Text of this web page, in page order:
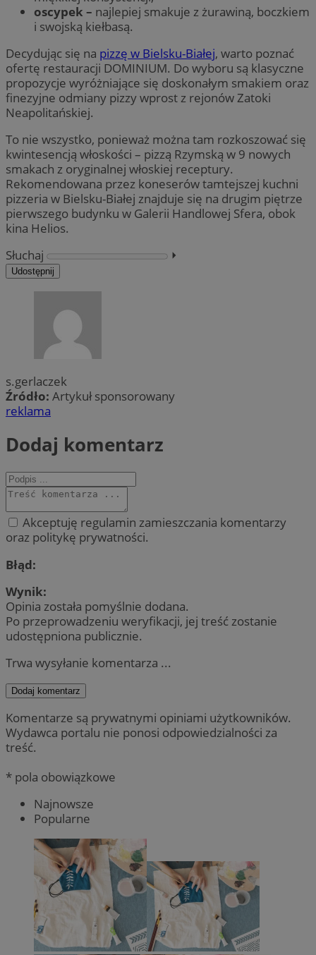
oscypek – najlepiej smakuje z żurawiną, boczkiem
i swojską kiełbasą.
Decydując się na pizzę w Bielsku-Białej, warto poznać
ofertę restauracji DOMINIUM. Do wyboru są klasyczne
propozycje wyróżniające się doskonałym smakiem oraz
finezyjne odmiany pizzy wprost z rejonów Zatoki
Neapolitańskiej.
To nie wszystko, ponieważ można tam rozkoszować się
kwintesencją włoskości – pizzą Rzymską w 9 nowych
smakach z oryginalnej włoskiej receptury.
Rekomendowana przez koneserów tamtejszej kuchni
pizzeria w Bielsku-Białej znajduje się na drugim piętrze
pierwszego budynku w Galerii Handlowej Sfera, obok
kina Helios.
Słuchaj
⏵︎
Udostępnij
s.gerlaczek
Źródło: Artykuł sponsorowany
reklama
Dodaj komentarz
Akceptuję regulamin zamieszczania komentarzy
oraz politykę prywatności.
Błąd:
Wynik:
Opinia została pomyślnie dodana.
Po przeprowadzeniu weryfikacji, jej treść zostanie
udostępniona publicznie.
Trwa wysyłanie komentarza ...
Dodaj komentarz
Komentarze są prywatnymi opiniami użytkowników.
Wydawca portalu nie ponosi odpowiedzialności za
treść.
* pola obowiązkowe
Najnowsze
Popularne